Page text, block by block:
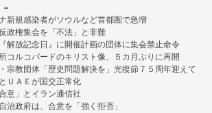
新規感染者がソウルなど首都圏で急増
政権集会を「不法」と非難
解放記念日』に開催計画の団体に集会禁止命令
コルコバードのキリスト像、５カ月ぶりに再開
宗教団体「歴史問題解決を」光復節７５周年迎えて
ＵＡＥが国交正常化
意」とイラン通信社
治政府は、合意を「強く拒否」